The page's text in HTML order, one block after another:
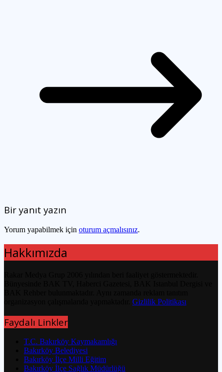
Bir yanıt yazın
Yorum yapabilmek için oturum açmalısınız.
Hakkımızda
Gizlilik Politikası
Faydalı Linkler
T.C. Bakırköy Kaymakamlığı
Bakırköy Belediyesi
Bakırköy İlçe Milli Eğitim
Bakırköy İlçe Sağlık Müdürlüğü